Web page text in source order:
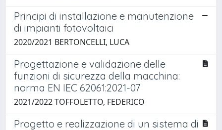
Principi di installazione e manutenzione
di impianti fotovoltaici
2020/2021 BERTONCELLI, LUCA
Progettazione e validazione delle
funzioni di sicurezza della macchina:
norma EN IEC 62061:2021-07
2021/2022 TOFFOLETTO, FEDERICO
Progetto e realizzazione di un sistema di